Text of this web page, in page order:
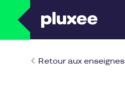
Retour aux enseignes